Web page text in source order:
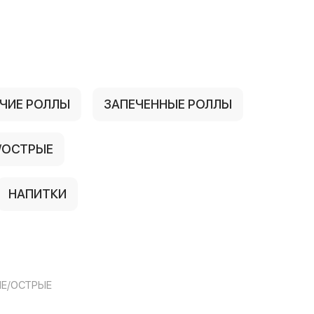
РОЛЛЫ ЗАПЕЧЕННЫЕ РОЛЛЫ
НАПИТКИ
ОСТРЫЕ